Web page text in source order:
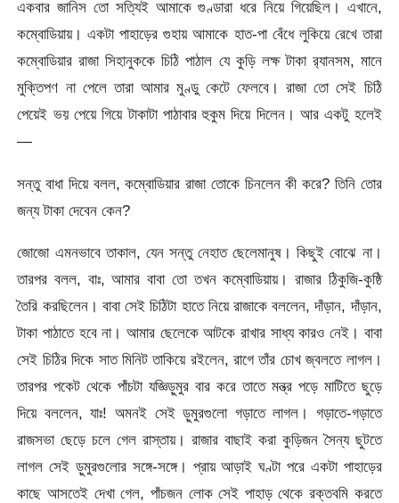
একবার জানিস তো সত্যিই আমাকে গুণ্ডারা ধরে নিয়ে গিয়েছিল। এখানে,
কম্বোডিয়ায়। একটা পাহাড়ের গুহায় আমাকে হাত-পা বেঁধে লুকিয়ে রেখে তারা
কম্বোডিয়ার রাজা সিহানুককে চিঠি পাঠাল যে কুড়ি লক্ষ টাকা র‍্যানসম, মানে
মুক্তিপণ না পেলে তারা আমার মুণ্ডু কেটে ফেলবে। রাজা তো সেই চিঠি
পেয়েই ভয় পেয়ে গিয়ে টাকাটা পাঠাবার হুকুম দিয়ে দিলেন। আর একটু হলেই
—
সন্তু বাধা দিয়ে বলল, কম্বোডিয়ার রাজা তোকে চিনলেন কী করে? তিনি তোর
জন্য টাকা দেবেন কেন?
জোজো এমনভাবে তাকাল, যেন সন্তু নেহাত ছেলেমানুষ। কিছুই বোঝে না।
তারপর বলল, বাঃ, আমার বাবা তো তখন কম্বোডিয়ায়। রাজার ঠিকুজি-কুষ্ঠি
তৈরি করছিলেন। বাবা সেই চিঠিটা হাতে নিয়ে রাজাকে বললেন, দাঁড়ান, দাঁড়ান,
টাকা পাঠাতে হবে না। আমার ছেলেকে আটকে রাখার সাধ্য কারও নেই। বাবা
সেই চিঠির দিকে সাত মিনিট তাকিয়ে রইলেন, রাগে তাঁর চোখ জ্বলতে লাগল।
তারপর পকেট থেকে পাঁচটা যজ্ঞিড়ুমুর বার করে তাতে মন্ত্র পড়ে মাটিতে ছুড়ে
দিয়ে বললেন, যাঃ! অমনই সেই ড়ুমুরগুলো গড়াতে লাগল। গড়াতে-গড়াতে
রাজসভা ছেড়ে চলে গেল রাস্তায়। রাজার বাছাই করা কুড়িজন সৈন্য ছুটতে
লাগল সেই ড়ুমুরগুলোর সঙ্গে-সঙ্গে। প্রায় আড়াই ঘণ্টা পরে একটা পাহাড়ের
কাছে আসতেই দেখা গেল, পাঁচজন লোক সেই পাহাড় থেকে রক্তবমি করতে